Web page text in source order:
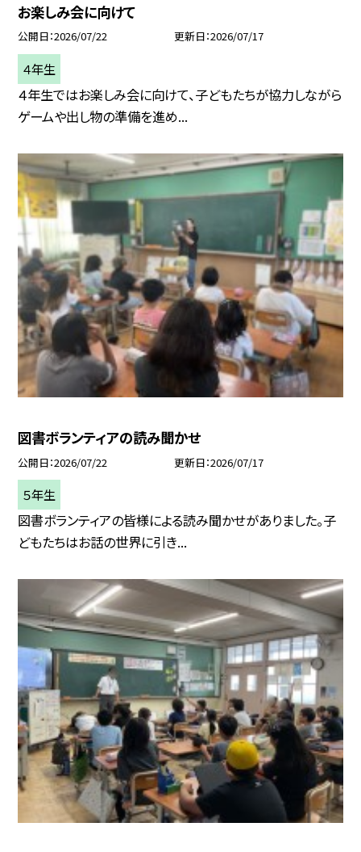
お楽しみ会に向けて
公開日 2026/07/22 更新日 2026/07/17
４年生
４年生ではお楽しみ会に向けて、子どもたちが協力しながら
ゲームや出し物の準備を進め...
図書ボランティアの読み聞かせ
公開日 2026/07/22 更新日 2026/07/17
５年生
図書ボランティアの皆様による読み聞かせがありました。子
どもたちはお話の世界に引き...